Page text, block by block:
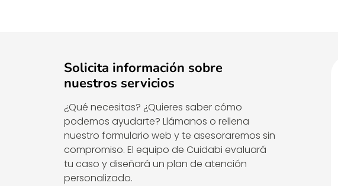
Solicita información sobre
nuestros servicios
¿Qué necesitas? ¿Quieres saber cómo
podemos ayudarte? Llámanos o rellena
nuestro formulario web y te asesoraremos sin
compromiso. El equipo de Cuidabi evaluará
tu caso y diseñará un plan de atención
personalizado.